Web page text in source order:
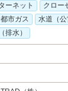
ーネット
クロー
都市ガス
水道（公
排水）